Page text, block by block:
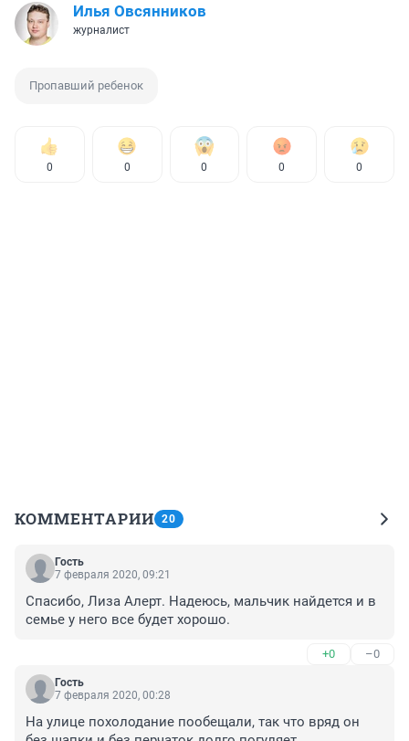
Илья Овсянников
журналист
Пропавший ребенок
0 0 0 0 0
КОММЕНТАРИИ 20
Гость
7 февраля 2020, 09:21
Спасибо, Лиза Алерт. Надеюсь, мальчик найдется и в
семье у него все будет хорошо.
+0 –0
Гость
7 февраля 2020, 00:28
На улице похолодание пообещали, так что вряд он